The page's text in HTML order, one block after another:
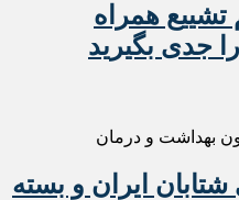
همراه
جدی بگیرید
بهداشت و درمان
ایران و بسته